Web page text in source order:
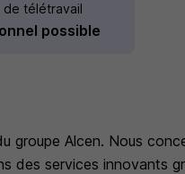
de télétravail
possible
groupe Alcen. Nous
des services innovants